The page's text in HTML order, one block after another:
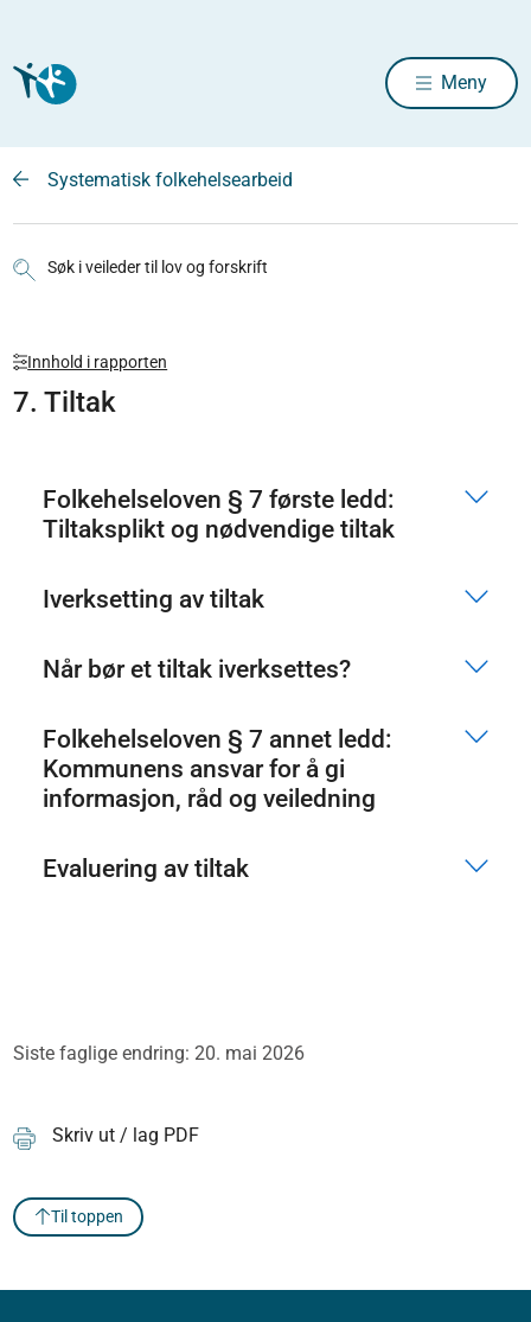
Meny
Systematisk folkehelsearbeid
Søk i veileder til lov og forskrift
Innhold i rapporten
7. Tiltak
Folkehelseloven § 7 første ledd:
Tiltaksplikt og nødvendige tiltak
Iverksetting av tiltak
Når bør et tiltak iverksettes?
Folkehelseloven § 7 annet ledd:
Kommunens ansvar for å gi
informasjon, råd og veiledning
Evaluering av tiltak
Siste faglige endring: 20. mai 2026
Skriv ut / lag PDF
Til toppen